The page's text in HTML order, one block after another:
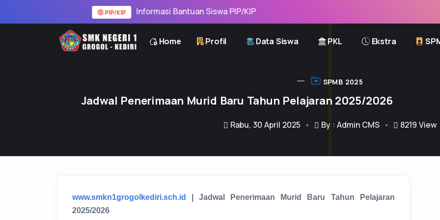
Informasi Bantuan Siswa PIP/KIP
Home Profil Data Siswa PKL Ekstra
SPMB 2025
Jadwal Penerimaan Murid Baru Tahun Pelajaran 2025/2026
Rabu, 30 April 2025 By : Admin CMS 8219 View
www.smkn1grogolkediri.sch.id
| Jadwal Penerimaan Murid Baru Tahun Pelajaran
2025/2026